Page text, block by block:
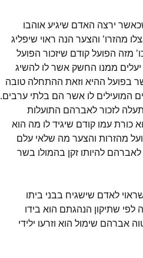
ירצה האדם שיגיע אוהבו
מהזרו' והצער הנה ראוי שיפליג
מזה הפועל קודם שיזכור הפועל
יעלים ממנו החשק אשר לו להשיג
בפועל ההיא וזאת ההתחלה טובה
המועילים לו אשר הם בלתי ערבים.
לזכור לאברהם התועלות
כורת עמו קודם שיגיד לו מה הוא
מהזרות והצער מה שלאי עלם
להיותו זקן בהמולו בשר
לאדם שישגיח בבני ביתו
לפי שתיקון הנהגתם הוא בידו
אברהם שימול הוא וזרעו ילידי